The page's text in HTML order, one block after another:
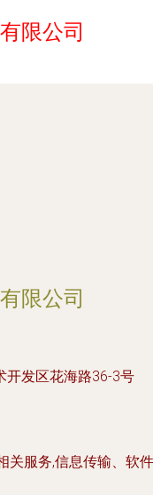
限公司
限公司
开发区花海路36-3号
关服务,信息传输、软